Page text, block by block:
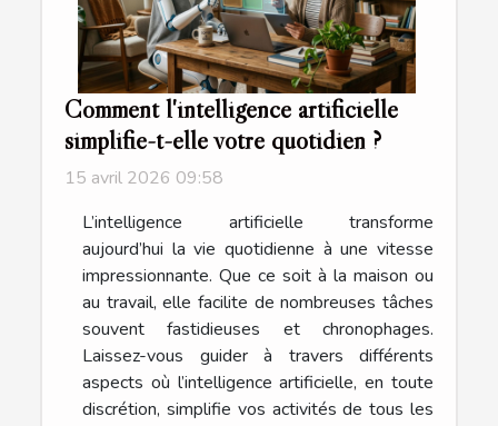
Comment l'intelligence artificielle
simplifie-t-elle votre quotidien ?
15 avril 2026 09:58
L’intelligence artificielle transforme
aujourd’hui la vie quotidienne à une vitesse
impressionnante. Que ce soit à la maison ou
au travail, elle facilite de nombreuses tâches
souvent fastidieuses et chronophages.
Laissez-vous guider à travers différents
aspects où l’intelligence artificielle, en toute
discrétion, simplifie vos activités de tous les